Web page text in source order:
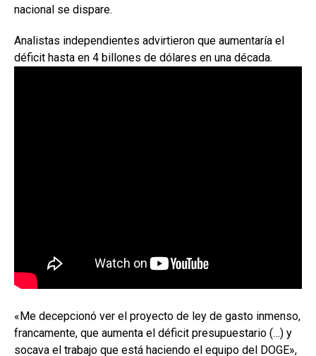
nacional se dispare.
Analistas independientes advirtieron que aumentaría el
déficit hasta en 4 billones de dólares en una década.
«Me decepcionó ver el proyecto de ley de gasto inmenso,
francamente, que aumenta el déficit presupuestario (…) y
socava el trabajo que está haciendo el equipo del DOGE»,